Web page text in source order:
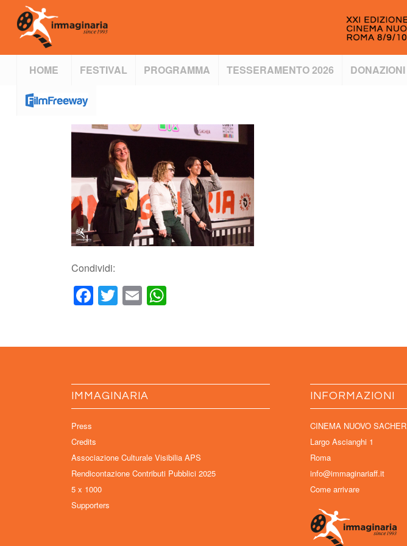
HOME FESTIVAL PROGRAMMA TESSERAMENTO 2026 DONAZIONI
Condividi:
Facebook
Twitter
Email
IMMAGINARIA
Press
Credits
Associazione Culturale Visibilia APS
Rendicontazione Contributi Pubblici 2025
5 x 1000
Supporters
INFORMAZIONI
CINEMA NUOVO SACHER
Largo Ascianghi 1
Roma
info@immaginariaff.it
Come arrivare